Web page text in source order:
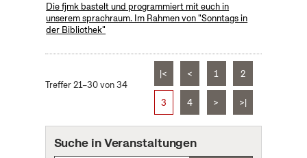
Die fjmk bastelt und programmiert mit euch in
unserem sprachraum. Im Rahmen von "Sonntags in
der Bibliothek"
Treffer 21–30 von 34
|< < 1 2
3 4 > >|
Suche in Veranstaltungen